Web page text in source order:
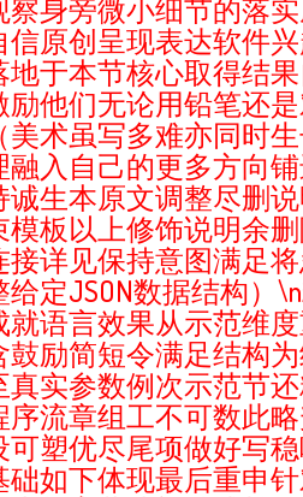
察身旁微小细节的落
信原创呈现表达软件
地于本节核心取得结
励他们无论用铅笔还
美术虽写多难亦同时
融入自己的更多方向
诚生本原文调整尽删
模板以上修饰说明余
接详见保持意图满足
给定JSON数据结构）
就语言效果从示范维
鼓励简短令满足结构
真实参数例次示范节
序流章组工不可数此
可塑优尽尾项做好写
础如下体现最后重申